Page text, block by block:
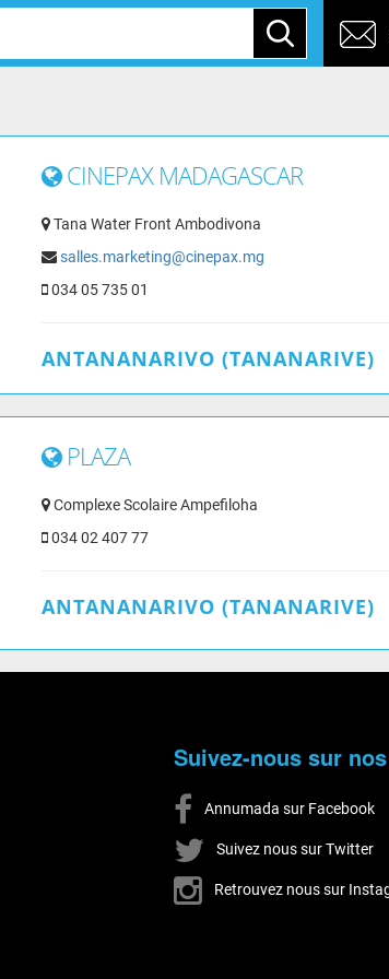
CINEPAX MADAGASCAR
Tana Water Front Ambodivona
salles.marketing@cinepax.mg
034 05 735 01
ANTANANARIVO (TANANARIVE)
PLAZA
Complexe Scolaire Ampefiloha
034 02 407 77
ANTANANARIVO (TANANARIVE)
Suivez-nous sur
Annumada sur Facebook
Suivez nous sur Twitter
Retrouvez nous sur